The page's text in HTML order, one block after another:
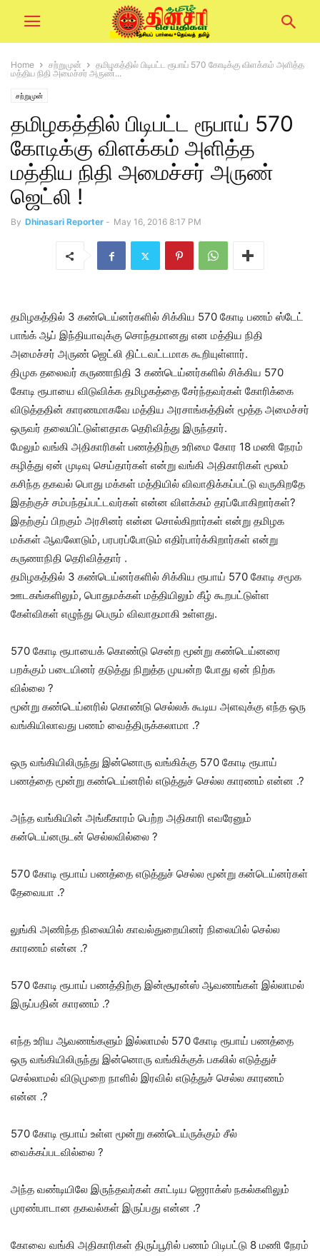
Home சற்றுமுன்
தமிழகத்தில் பிடிபட்ட ரூபாய் 570 கோடிக்கு விளக்கம் அளித்த
மத்திய நிதி அமைச்சர் அருண்...
சற்றுமுன்
தமிழகத்தில் பிடிபட்ட ரூபாய் 570
கோடிக்கு விளக்கம் அளித்த
மத்திய நிதி அமைச்சர் அருண்
ஜெட்லி !
By Dhinasari Reporter - May 16, 2016 8:17 PM
தமிழகத்தில் 3 கண்டெய்னர்களில் சிக்கிய 570 கோடி பணம் ஸ்டேட்
பாங்க் ஆப் இந்தியாவுக்கு சொந்தமானது என மத்திய நிதி
அமைச்சர் அருண் ஜெட்லி திட்டவட்டமாக கூறியுள்ளார்.
திமுக தலைவர் கருணாநிதி 3 கண்டெய்னர்களில் சிக்கிய 570
கோடி ரூபாயை விடுவிக்க தமிழகத்தை சேர்ந்தவர்கள் கோரிக்கை
விடுத்ததின் காரணமாகவே மத்திய அரசாங்கத்தின் மூத்த அமைச்சர்
ஒருவர் தலையிட்டுள்ளதாக தெரிவித்து இருந்தார்.
மேலும் வங்கி அதிகாரிகள் பணத்திற்கு உரிமை கோர 18 மணி நேரம்
கழித்து ஏன் முடிவு செய்தார்கள் என்று வங்கி அதிகாரிகள் மூலம்
கசிந்த தகவல் பொது மக்கள் மத்தியில் விவாதிக்கப்பட்டு வருகிறதே
இதற்குச் சம்பந்தப்பட்டவர்கள் என்ன விளக்கம் தரப்போகிறார்கள்?
இதற்குப் பிறகும் அரசினர் என்ன சொல்கிறார்கள் என்று தமிழக
மக்கள் ஆவலோடும், பரபரப்போடும் எதிர்பார்க்கிறார்கள் என்று
கருணாநிதி தெரிவித்தார் .
தமிழகத்தில் 3 கண்டெய்னர்களில் சிக்கிய ரூபாய் 570 கோடி சமூக
ஊடகங்களிலும், பொதுமக்கள் மத்தியிலும் கீழ் கூறபட்டுள்ள
கேள்விகள் எழுந்து பெரும் விவாதமாகி உள்ளது.
570 கோடி ரூபாயைக் கொண்டு சென்ற மூன்று கண்டெய்னரை
பறக்கும் படையினர் தடுத்து நிறுத்த முயன்ற போது ஏன் நிற்க
வில்லை ?
மூன்று கண்டெய்னரில் கொண்டு செல்லக் கூடிய அளவுக்கு எந்த ஒரு
வங்கியிலாவது பணம் வைத்திருக்கலாமா .?
ஒரு வங்கியிலிருந்து இன்னொரு வங்கிக்கு 570 கோடி ரூபாய்
பணத்தை மூன்று கண்டெய்னரில் எடுத்துச் செல்ல காரணம் என்ன .?
அந்த வங்கியின் அங்கீகாரம் பெற்ற அதிகாரி எவரேனும்
கன்டெய்னருடன் செல்லவில்லை ?
570 கோடி ரூபாய் பணத்தை எடுத்துச் செல்ல மூன்று கன்டெய்னர்கள்
தேவையா .?
லுங்கி அணிந்த நிலையில் காவல்துறையினர் நிலையில் செல்ல
காரணம் என்ன .?
570 கோடி ரூபாய் பணத்திற்கு இன்சூரன்ஸ் ஆவணங்கள் இல்லாமல்
இருப்பதின் காரணம் .?
எந்த உரிய ஆவணங்களும் இல்லாமல் 570 கோடி ரூபாய் பணத்தை
ஒரு வங்கியிலிருந்து இன்னொரு வங்கிக்குக் பகலில் எடுத்துச்
செல்லாமல் விடுமுறை நாளில் இரவில் எடுத்துச் செல்ல காரணம்
என்ன .?
570 கோடி ரூபாய் உள்ள மூன்று கண்டெய்ருக்கும் சீல்
வைக்கப்படவில்லை ?
அந்த வண்டியிலே இருந்தவர்கள் காட்டிய ஜெராக்ஸ் நகல்களிலும்
முரண்பாடான தகவல்கள் இருப்பது என்ன .?
கோவை வங்கி அதிகாரிகள் திருப்பூரில் பணம் பிடிபட்டு 8 மணி நேரம்